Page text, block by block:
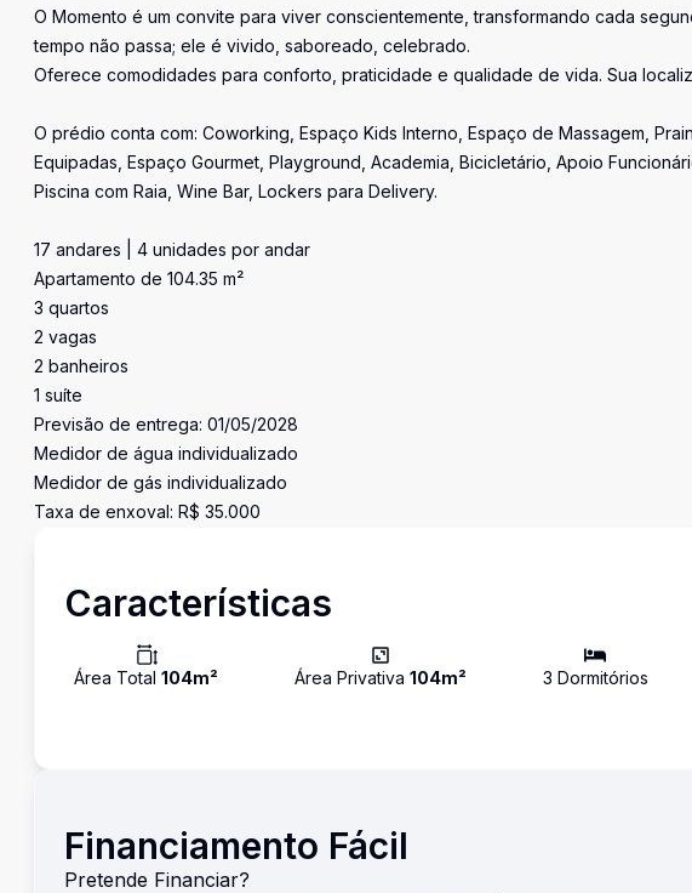
O Momento é um convite para viver conscientemente, transformando cada
tempo não passa; ele é vivido, saboreado, celebrado.
Oferece comodidades para conforto, praticidade e qualidade de vida. Sua
O prédio conta com: Coworking, Espaço Kids Interno, Espaço de Massagem,
Equipadas, Espaço Gourmet, Playground, Academia, Bicicletário, Apoio
Piscina com Raia, Wine Bar, Lockers para Delivery.
17 andares | 4 unidades por andar
Apartamento de 104.35 m²
3 quartos
2 vagas
2 banheiros
1 suíte
Previsão de entrega: 01/05/2028
Medidor de água individualizado
Medidor de gás individualizado
Taxa de enxoval: R$ 35.000
Características
Área Total 104m² Área Privativa 104m² 3 Dormitórios
Financiamento Fácil
Pretende Financiar?